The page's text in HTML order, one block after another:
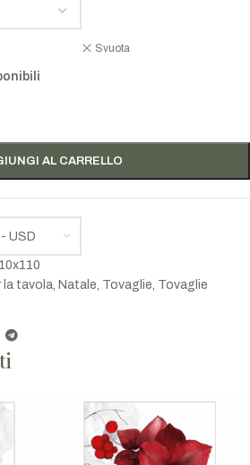
Svuota
AL CARRELLO
USD
la tavola, Natale, Tovaglie, Tovaglie